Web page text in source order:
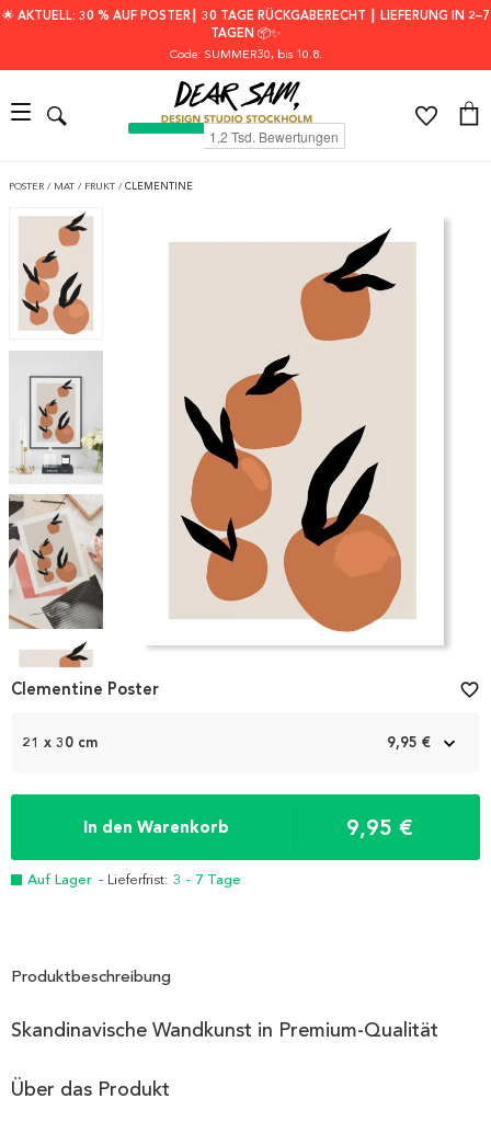
🌟 AKTUELL: 30 % AUF POSTER┃ 30 TAGE RÜCKGABERECHT ┃ LIEFERUNG IN 2–7
TAGEN 📦✨
Code: SUMMER30, bis 10.8.
POSTER / MAT / FRUKT / CLEMENTINE
1
21 x 30 cm 9,95 €
In den Warenkorb 9,95 €
Auf Lager - Lieferfrist: 3 - 7 Tage
Clementine Poster favorite_border
Produktbeschreibung
Skandinavische Wandkunst in Premium-Qualität
Über das Produkt